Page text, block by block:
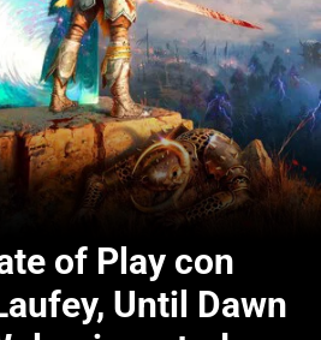
of Play con
Until Dawn